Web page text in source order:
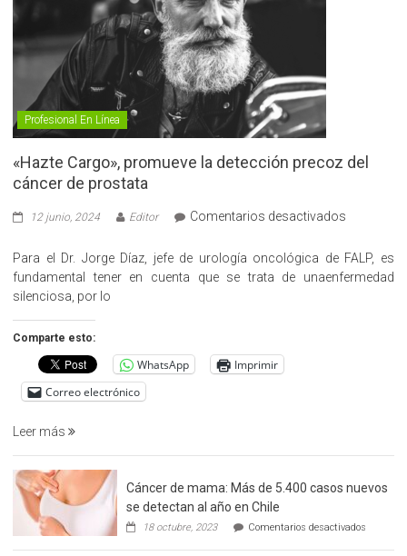
Profesional En Línea
«Hazte Cargo», promueve la detección precoz del
cáncer de prostata
12 junio, 2024 Editor Comentarios desactivados
Cargo»,
promueve
Para el Dr. Jorge Díaz, jefe de urología oncológica de FALP, es
fundamental tener en cuenta que se trata de unaenfermedad
silenciosa, por lo
Comparte esto:
WhatsApp
Imprimir
Correo electrónico
Leer más
Cáncer de mama: Más de 5.400 casos nuevos
se detectan al año en Chile
18 octubre, 2023 Comentarios desactivados
de